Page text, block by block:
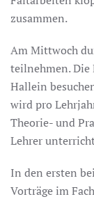
zusammen.
Am Mittwoch
teilnehmen. Die
Hallein
wird pro
Theorie- und
Lehrer
In den ersten
Vorträge im